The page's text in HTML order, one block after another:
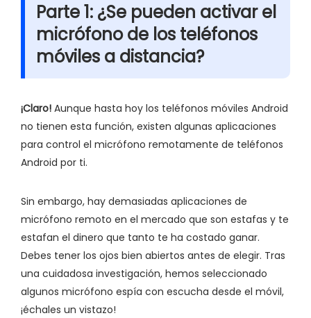
Parte 1: ¿Se pueden activar el
micrófono de los teléfonos
móviles a distancia?
¡Claro! Aunque hasta hoy los teléfonos móviles Android
no tienen esta función, existen algunas aplicaciones
para control el micrófono remotamente de teléfonos
Android por ti.
Sin embargo, hay demasiadas aplicaciones de
micrófono remoto en el mercado que son estafas y te
estafan el dinero que tanto te ha costado ganar.
Debes tener los ojos bien abiertos antes de elegir. Tras
una cuidadosa investigación, hemos seleccionado
algunos micrófono espía con escucha desde el móvil,
¡échales un vistazo!